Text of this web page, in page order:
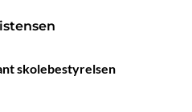
skolebestyrelsen